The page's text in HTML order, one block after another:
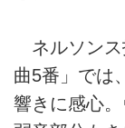
ネルソンス
曲5番」では
響きに感心